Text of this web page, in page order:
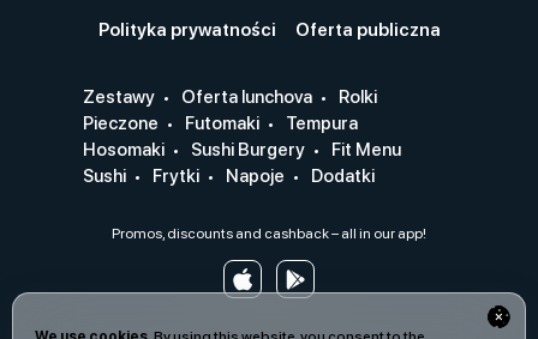
Polityka prywatności Oferta publiczna
Zestawy Oferta lunchova
Rolki
Pieczone
Futomaki
Tempura
Hosomaki
Sushi Burgery
Fit Menu
Sushi
Frytki Napoje Dodatki
Promos, discounts and cashback – all in our app!